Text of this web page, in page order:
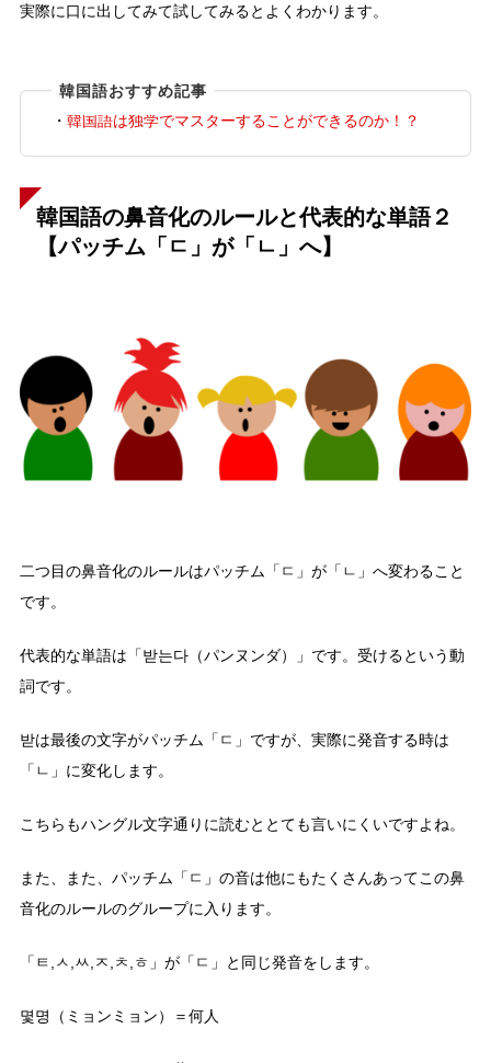
実際に口に出してみて試してみるとよくわかります。
韓国語おすすめ記事
・ 韓国語は独学でマスターすることができるのか！？
韓国語の鼻音化のルールと代表的な単語２
【パッチム「ㄷ」が「ㄴ」へ】
二つ目の鼻音化のルールはパッチム「ㄷ」が「ㄴ」へ変わること
です。
代表的な単語は「받는다（パンヌンダ）」です。受けるという動
詞です。
받は最後の文字がパッチム「ㄷ」ですが、実際に発音する時は
「ㄴ」に変化します。
こちらもハングル文字通りに読むととても言いにくいですよね。
また、また、パッチム「ㄷ」の音は他にもたくさんあってこの鼻
音化のルールのグループに入ります。
「ㅌ,ㅅ,ㅆ,ㅈ,ㅊ,ㅎ」が「ㄷ」と同じ発音をします。
몇명（ミョンミョン）＝何人